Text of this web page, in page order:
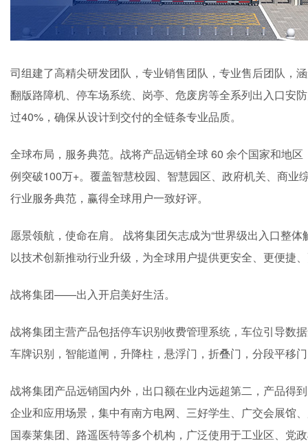
司组建了高精尖研发团队，专业销售团队，专业售后团队，
翻版路障机、停车场系统、岗亭、危废房等全系列出入口安
过40%，确保从设计到交付的全链条专业品质。
全球布局，服务典范。战将产品远销全球 60 余个国家和地
例突破100万+。覆盖智慧校园、智慧园区、政府机关、商
行业服务典范，赢得全球用户一致好评。
愿景领航，使命在肩。 战将集团矢志成为“世界级出入口整
以技术创新推动行业升级，为全球用户提供更安全、更便捷
战将集团——出入开启美好生活。
战将集团主营产品包括停车识别收费管理系统，车位引导数
车牌识别，智能道闸，升降柱，悬浮门，折叠门，分段平
战将集团产品远销国内外，出口额在业内远超第二，产品得
企业和应用场景，集中有南方电网、三好学生、广交会展馆
国泰莱集团、路遥医特等多个机构，广泛使用于工业区、党